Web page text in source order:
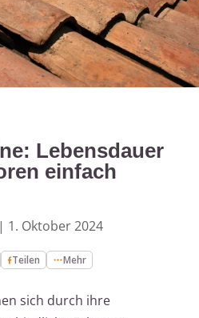
Lebensdauer
einfach
| 1. Oktober 2024
Teilen Mehr
sich durch ihre